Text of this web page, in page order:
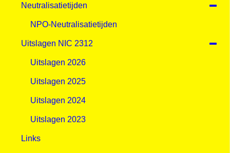
Neutralisatietijden
NPO-Neutralisatietijden
Uitslagen NIC 2312
Uitslagen 2026
Uitslagen 2025
Uitslagen 2024
Uitslagen 2023
Links